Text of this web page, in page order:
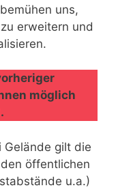
uns,
erweitern und
möglich
Gelände gilt die
öffentlichen
u.a.)